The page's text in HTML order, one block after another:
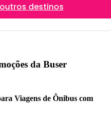
destinos
da Buser
Viagens de Ônibus com